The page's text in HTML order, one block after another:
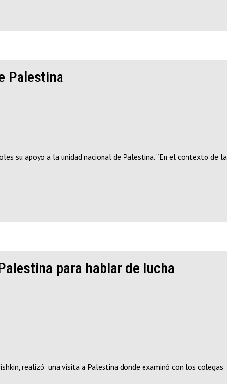
Palestina
su apoyo a la unidad nacional de Palestina. “En el contexto de la
para hablar de lucha
realizó una visita a Palestina donde examinó con los colegas